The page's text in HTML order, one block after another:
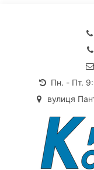
Пн. - Пт.
вулиця